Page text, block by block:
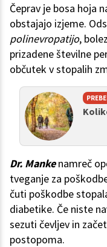
Čeprav je bosa hoja
obstajajo izjeme.
polinevropatijo,
prizadene številne
občutek v stopalih
Dr. Mankenamreč
tveganje za
čuti poškodbe
diabetike. Če niste
sezuti čevljev in
postopoma.